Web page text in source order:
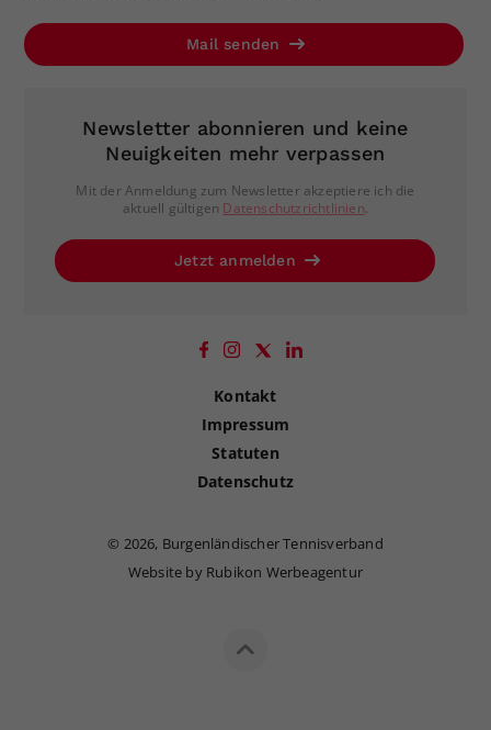
Mail senden
Newsletter abonnieren und keine
Neuigkeiten mehr verpassen
Mit der Anmeldung zum Newsletter akzeptiere ich die
aktuell gültigen Datenschutzrichtlinien.
Jetzt anmelden
Kontakt
Impressum
Statuten
Datenschutz
© 2026, Burgenländischer Tennisverband
Website by Rubikon Werbeagentur